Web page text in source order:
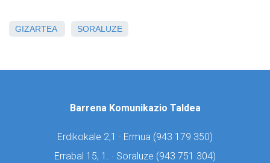
GIZARTEA SORALUZE
Barrena Komunikazio Taldea
Erdikokale 2,1 · Ermua (943 179 350)
Errabal 15, 1. · Soraluze (943 751 304)